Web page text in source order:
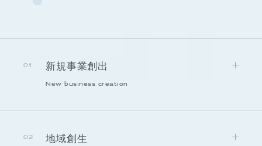
01 新規事業創出
New business creation
02 地域創生